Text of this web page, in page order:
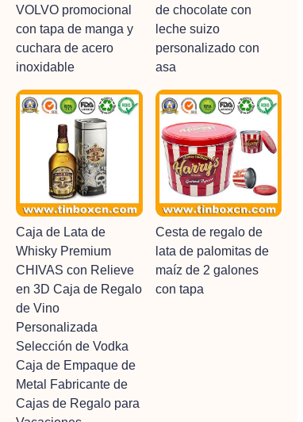
VOLVO promocional
con tapa de manga y
cuchara de acero
inoxidable
de chocolate con
leche suizo
personalizado con
asa
Caja de Lata de
Whisky Premium
CHIVAS con Relieve
en 3D Caja de Regalo
de Vino
Personalizada
Selección de Vodka
Caja de Empaque de
Metal Fabricante de
Cajas de Regalo para
Cesta de regalo de
lata de palomitas de
maíz de 2 galones
con tapa